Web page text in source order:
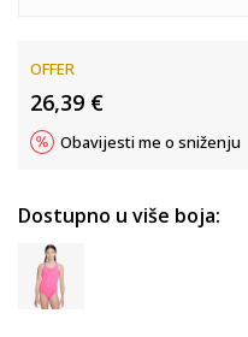
OFFER
26,39 €
Obavijesti me o sniženju
Dostupno u više boja: